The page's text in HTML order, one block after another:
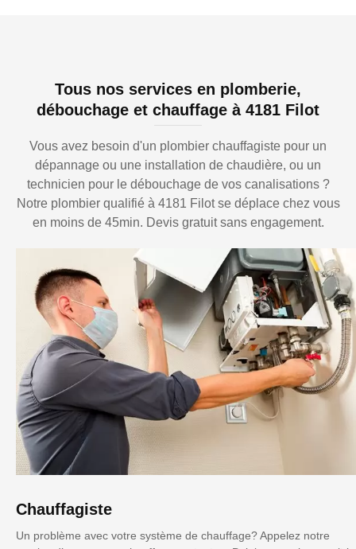
Tous nos services en plomberie,
débouchage et chauffage à 4181 Filot
Vous avez besoin d'un plombier chauffagiste pour un
dépannage ou une installation de chaudière, ou un
technicien pour le débouchage de vos canalisations ?
Notre plombier qualifié à 4181 Filot se déplace chez vous
en moins de 45min. Devis gratuit sans engagement.
Chauffagiste
Un problème avec votre système de chauffage? Appelez notre